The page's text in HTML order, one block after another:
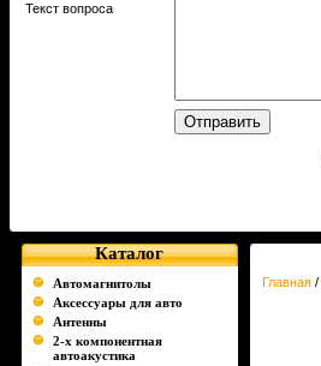
Текст вопроса
Каталог
Автомагнитолы
Аксессуары для авто
Антенны
2-х компонентная
автоакустика
Главная /